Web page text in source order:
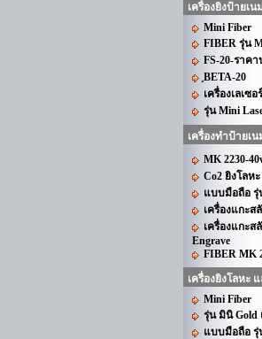
เครื่องยิงป้ายเน
Mini Fiber
FIBER รุ่น
FS-20-ราค
ฺBETA-20
เครื่องเลเซ
รุ่น Mini
เครื่องทำป้ายเ
MK 2230-
Co2 ยิงโลห
แบบมือถือ รุ่
เครื่องแกะส
เครื่องแกะส
Engrave
FIBER MK
เครื่องยิงโลหะ
Mini Fiber
รุ่น มินิ
แบบมือถือ รุ่